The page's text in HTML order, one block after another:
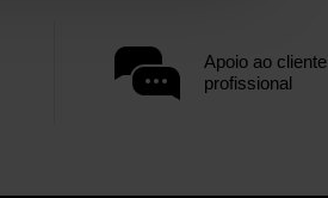
Apoio ao cliente
profissional